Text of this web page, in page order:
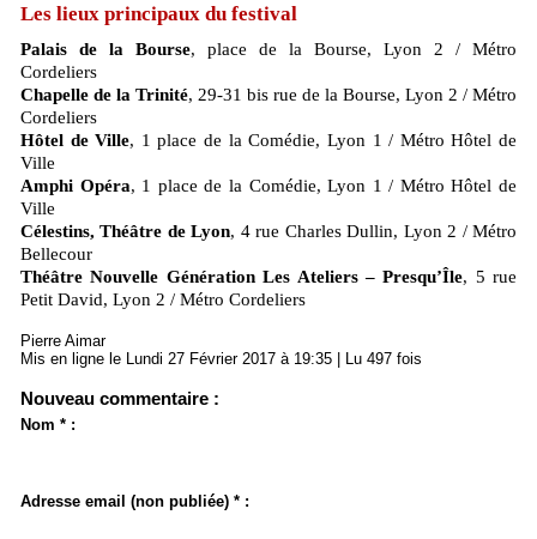
Les lieux principaux du festival
Palais de la Bourse, place de la Bourse, Lyon 2 / Métro
Cordeliers
Chapelle de la Trinité, 29-31 bis rue de la Bourse, Lyon 2 / Métro
Cordeliers
Hôtel de Ville, 1 place de la Comédie, Lyon 1 / Métro Hôtel de
Ville
Amphi Opéra, 1 place de la Comédie, Lyon 1 / Métro Hôtel de
Ville
Célestins, Théâtre de Lyon, 4 rue Charles Dullin, Lyon 2 / Métro
Bellecour
Théâtre Nouvelle Génération Les Ateliers – Presqu’Île, 5 rue
Petit David, Lyon 2 / Métro Cordeliers
Pierre Aimar
Mis en ligne le Lundi 27 Février 2017 à 19:35 | Lu 497 fois
Nouveau commentaire :
Nom * :
Adresse email (non publiée) * :